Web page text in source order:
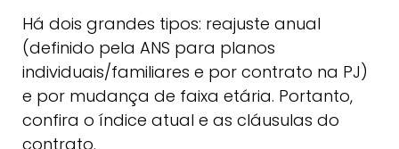
Há dois grandes tipos: reajuste anual
(definido pela ANS para planos
individuais/familiares e por contrato na PJ)
e por mudança de faixa etária. Portanto,
confira o índice atual e as cláusulas do
contrato.